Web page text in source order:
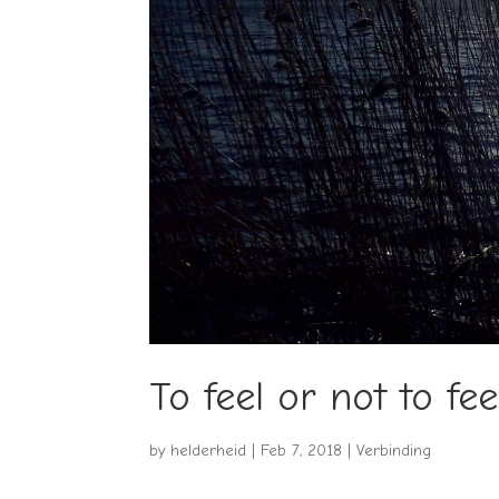
To feel or not to
by helderheid Feb 7, 2018 |Verbinding